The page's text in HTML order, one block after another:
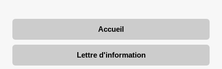
Accueil
Lettre d'information